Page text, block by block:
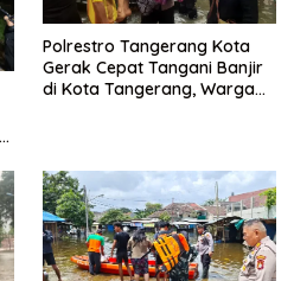
Polrestro Tangerang Kota
Gerak Cepat Tangani Banjir
di Kota Tangerang, Warga